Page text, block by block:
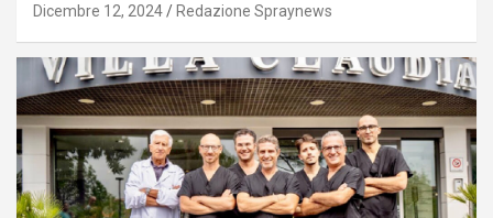
Dicembre 12, 2024 Redazione Spraynews